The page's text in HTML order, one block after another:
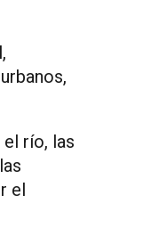
río, las
el